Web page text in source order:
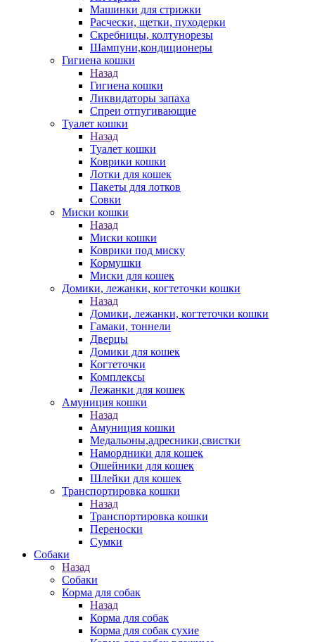
Машинки для стрижки
Расчески, щетки, пуходерки
Скребницы, колтунорезы
Шампуни,кондиционеры
Гигиена кошки
Назад
Гигиена кошки
Ликвидаторы запаха
Спреи отпугивающие
Туалет кошки
Назад
Туалет кошки
Коврики кошки
Лотки для кошек
Пакеты для лотков
Совки
Миски кошки
Назад
Миски кошки
Коврики под миску
Кормушки
Миски для кошек
Домики, лежанки, когтеточки кошки
Назад
Домики, лежанки, когтеточки кошки
Гамаки, тоннели
Дверцы
Домики для кошек
Когтеточки
Комплексы
Лежанки для кошек
Амуниция кошки
Назад
Амуниция кошки
Медальоны,адресники,свистки
Намордники для кошек
Ошейники для кошек
Шлейки для кошек
Транспортировка кошки
Назад
Транспортировка кошки
Переноски
Сумки
Собаки
Назад
Собаки
Корма для собак
Назад
Корма для собак
Корма для собак сухие